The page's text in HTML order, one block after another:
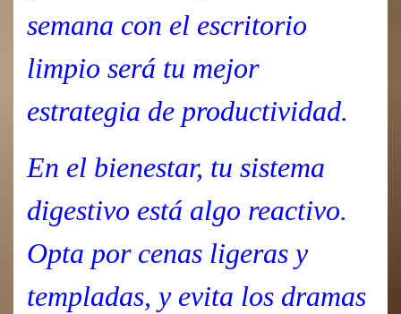
semana con el escritorio
limpio será tu mejor
estrategia de productividad.
En el bienestar, tu sistema
digestivo está algo reactivo.
Opta por cenas ligeras y
templadas, y evita los dramas